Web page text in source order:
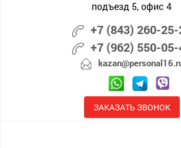
подъезд 5, офис 4
+7 (843) 260-
+7 (962) 550-
ЗАКАЗАТЬ ЗВОНОК